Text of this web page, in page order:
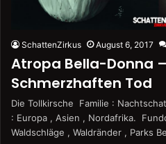
SchattenZirkus August 6, 2017
Atropa Bella-Donna
Schmerzhaften Tod
Die Tollkirsche Familie :
: Europa , Asien , Nordafrika.
Waldschläge , Waldränder , Parks